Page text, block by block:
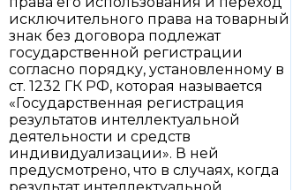
исключительного права на товарный
знак без договора подлежат
государственной регистрации
согласно порядку, установленному в
ст. 1232 ГК РФ, которая называется
«Государственная регистрация
результатов интеллектуальной
деятельности и средств
индивидуализации». В ней
предусмотрено, что в случаях, когда